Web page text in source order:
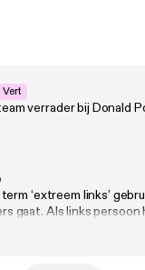
om je principes
beweging is
van der Graaf
snappen dat je je
dood laten vriezen
ver.
Vert
verrader bij Donald
‘extreem links’
gaat. Als links persoon
idioten….